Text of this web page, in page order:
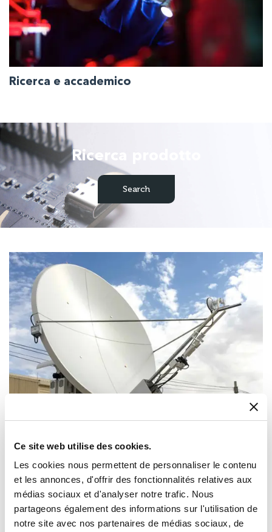
Ce site web utilise des cookies.
Les cookies nous permettent de personnaliser le contenu
et les annonces, d'offrir des fonctionnalités relatives aux
médias sociaux et d'analyser notre trafic. Nous
partageons également des informations sur l'utilisation de
notre site avec nos partenaires de médias sociaux, de
Prodotti e servizi che coprono quasi tutti gli aspetti dei
requisiti tecnologici dei prodotti, per le applicazioni più
moderne e innovative.
Ricerca e accademico
Ricerca prodotto
Search
Il tuo partner completo per il meglio dell
tecnologia di comunicazione satellitare.
Satcom